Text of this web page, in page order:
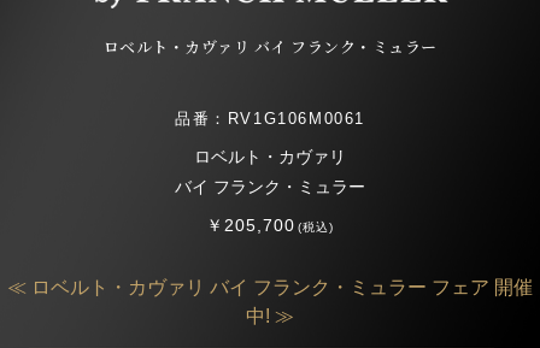
ロベルト・カヴァリ バイ フランク・ミュラー
品番：RV1G106M0061
ロベルト・カヴァリ
バイ フランク・ミュラー
￥205,700(税込)
≪ ロベルト・カヴァリ バイ フランク・ミュラー フェア 開催
中! ≫